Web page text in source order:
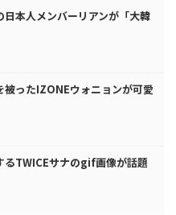
日本人メンバーリアンが「大韓
被ったIZONEウォニョンが可愛
るTWICEサナのgif画像が話題